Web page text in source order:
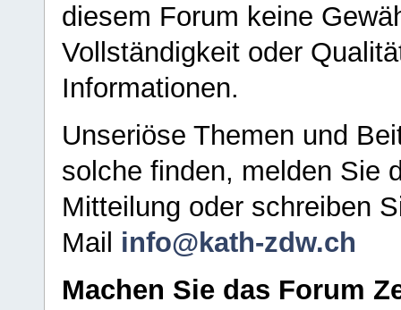
diesem Forum keine
Vollständigkeit oder
Informationen.
Unseriöse Themen und
solche finden, melden Sie
Mitteilung oder schreiben
Mail info@kath-zdw.ch
Machen Sie das Forum